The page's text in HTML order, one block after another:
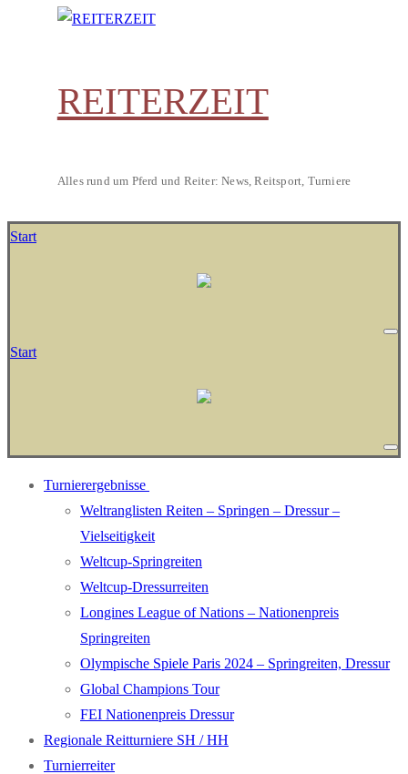
REITERZEIT
Alles rund um Pferd und Reiter: News, Reitsport, Turniere
Start
Start
Turnierergebnisse
Weltranglisten Reiten – Springen – Dressur –
Vielseitigkeit
Weltcup-Springreiten
Weltcup-Dressurreiten
Longines League of Nations – Nationenpreis
Springreiten
Olympische Spiele Paris 2024 – Springreiten, Dressur
Global Champions Tour
FEI Nationenpreis Dressur
Regionale Reitturniere SH / HH
Turnierreiter